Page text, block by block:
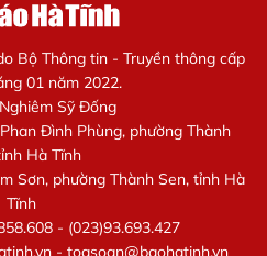
Bộ Thông tin - Truyền thông cấp
01 năm 2022.
Sỹ Đống
Đình Phùng, phường Thành
Hà Tĩnh
Sơn, phường Thành Sen, tỉnh Hà
Tĩnh
- (023)93.693.427
- toasoan@baohatinh.vn